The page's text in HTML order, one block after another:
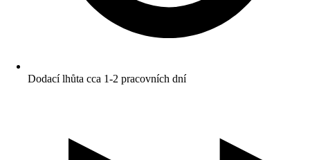
Dodací lhůta cca 1-2 pracovních dní